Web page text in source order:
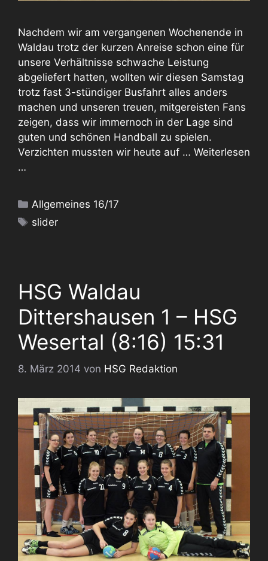
Nachdem wir am vergangenen Wochenende in
Waldau trotz der kurzen Anreise schon eine für
unsere Verhältnisse schwache Leistung
abgeliefert hatten, wollten wir diesen Samstag
trotz fast 3-stündiger Busfahrt alles anders
machen und unseren treuen, mitgereisten Fans
zeigen, dass wir immernoch in der Lage sind
guten und schönen Handball zu spielen.
Verzichten mussten wir heute auf … Weiterlesen
…
Kategorien
Allgemeines 16/17
Schlagwörter
slider
HSG Waldau
Dittershausen 1 – HSG
Wesertal (8:16) 15:31
8. März 2014 von HSG Redaktion